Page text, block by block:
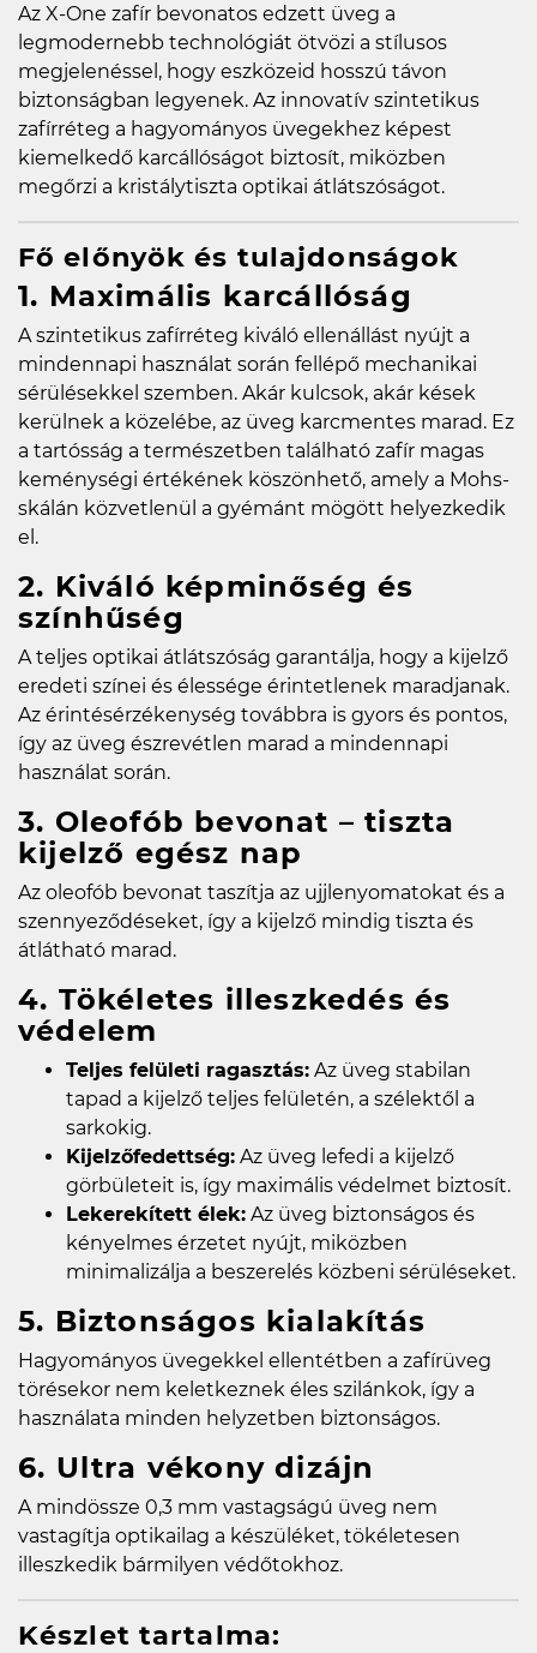
Az X-One zafír bevonatos edzett üveg a
legmodernebb technológiát ötvözi a stílusos
megjelenéssel, hogy eszközeid hosszú távon
biztonságban legyenek. Az innovatív szintetikus
zafírréteg a hagyományos üvegekhez képest
kiemelkedő karcállóságot biztosít, miközben
megőrzi a kristálytiszta optikai átlátszóságot.
Fő előnyök és tulajdonságok
1. Maximális karcállóság
A szintetikus zafírréteg kiváló ellenállást nyújt a
mindennapi használat során fellépő mechanikai
sérülésekkel szemben. Akár kulcsok, akár kések
kerülnek a közelébe, az üveg karcmentes marad. Ez
a tartósság a természetben található zafír magas
keménységi értékének köszönhető, amely a Mohs-
skálán közvetlenül a gyémánt mögött helyezkedik
el.
2. Kiváló képminőség és
színhűség
A teljes optikai átlátszóság garantálja, hogy a kijelző
eredeti színei és élessége érintetlenek maradjanak.
Az érintésérzékenység továbbra is gyors és pontos,
így az üveg észrevétlen marad a mindennapi
használat során.
3. Oleofób bevonat – tiszta
kijelző egész nap
Az oleofób bevonat taszítja az ujjlenyomatokat és a
szennyeződéseket, így a kijelző mindig tiszta és
átlátható marad.
4. Tökéletes illeszkedés és
védelem
Teljes felületi ragasztás: Az üveg stabilan
tapad a kijelző teljes felületén, a szélektől a
sarkokig.
Kijelzőfedettség: Az üveg lefedi a kijelző
görbületeit is, így maximális védelmet biztosít.
Lekerekített élek: Az üveg biztonságos és
kényelmes érzetet nyújt, miközben
minimalizálja a beszerelés közbeni sérüléseket.
5. Biztonságos kialakítás
Hagyományos üvegekkel ellentétben a zafírüveg
törésekor nem keletkeznek éles szilánkok, így a
használata minden helyzetben biztonságos.
6. Ultra vékony dizájn
A mindössze 0,3 mm vastagságú üveg nem
vastagítja optikailag a készüléket, tökéletesen
illeszkedik bármilyen védőtokhoz.
Készlet tartalma: